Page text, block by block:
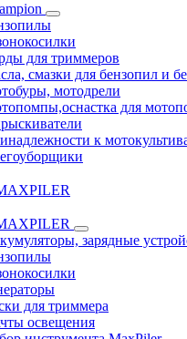
для триммеров
смазки для бензопил и
мотодрели
для
к
зарядные
для триммера
освещения